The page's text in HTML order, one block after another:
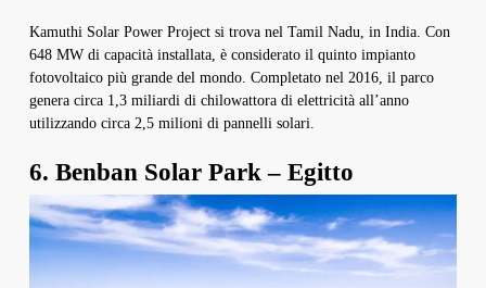
Kamuthi Solar Power Project si trova nel Tamil Nadu, in India. Con
648 MW di capacità installata, è considerato il quinto impianto
fotovoltaico più grande del mondo. Completato nel 2016, il parco
genera circa 1,3 miliardi di chilowattora di elettricità all’anno
utilizzando circa 2,5 milioni di pannelli solari.
6. Benban Solar Park – Egitto